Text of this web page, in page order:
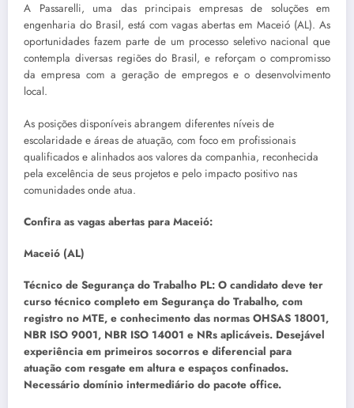
A Passarelli, uma das principais empresas de soluções em
engenharia do Brasil, está com vagas abertas em Maceió (AL). As
oportunidades fazem parte de um processo seletivo nacional que
contempla diversas regiões do Brasil, e reforçam o compromisso
da empresa com a geração de empregos e o desenvolvimento
local.
As posições disponíveis abrangem diferentes níveis de
escolaridade e áreas de atuação, com foco em profissionais
qualificados e alinhados aos valores da companhia, reconhecida
pela excelência de seus projetos e pelo impacto positivo nas
comunidades onde atua.
Confira as vagas abertas para Maceió:
Maceió (AL)
Técnico de Segurança do Trabalho PL: O candidato deve ter
curso técnico completo em Segurança do Trabalho, com
registro no MTE, e conhecimento das normas OHSAS 18001,
NBR ISO 9001, NBR ISO 14001 e NRs aplicáveis. Desejável
experiência em primeiros socorros e diferencial para
atuação com resgate em altura e espaços confinados.
Necessário domínio intermediário do pacote office.